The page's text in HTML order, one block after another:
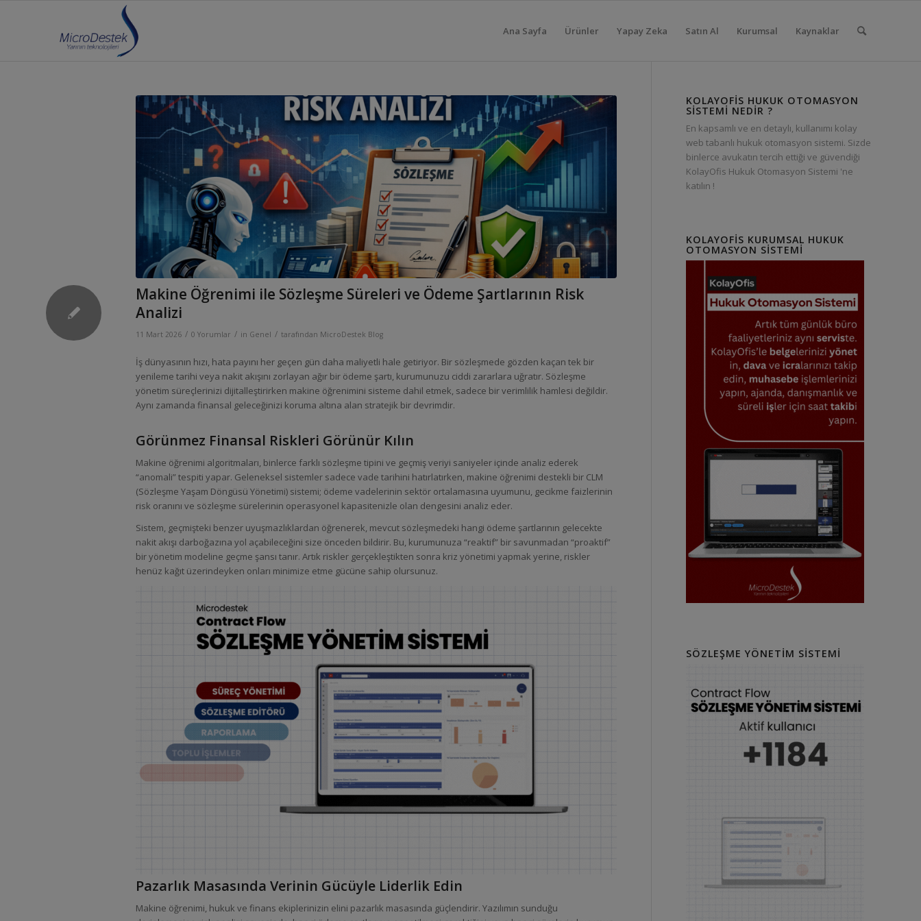
Ana Sayfa Ürünler Yapay Zeka Satın Al Kurumsal Kaynaklar
Makine Öğrenimi ile Sözleşme Süreleri ve Ödeme Şartlarının Risk
Analizi
11 Mart 2026 / 0 Yorumlar / in Genel / tarafından MicroDestek Blog
İş dünyasının hızı, hata payını her geçen gün daha maliyetli hale getiriyor. Bir sözleşmede gözden kaçan tek bir
yenileme tarihi veya nakit akışını zorlayan ağır bir ödeme şartı, kurumunuzu ciddi zararlara uğratır. Sözleşme
yönetim süreçlerinizi dijitalleştirirken makine öğrenimini sisteme dahil etmek, sadece bir verimlilik hamlesi değildir.
Aynı zamanda finansal geleceğinizi koruma altına alan stratejik bir devrimdir.
Görünmez Finansal Riskleri Görünür Kılın
Makine öğrenimi algoritmaları, binlerce farklı sözleşme tipini ve geçmiş veriyi saniyeler içinde analiz ederek
“anomali” tespiti yapar. Geleneksel sistemler sadece vade tarihini hatırlatırken, makine öğrenimi destekli bir CLM
(Sözleşme Yaşam Döngüsü Yönetimi) sistemi; ödeme vadelerinin sektör ortalamasına uyumunu, gecikme faizlerinin
risk oranını ve sözleşme sürelerinin operasyonel kapasitenizle olan dengesini analiz eder.
Sistem, geçmişteki benzer uyuşmazlıklardan öğrenerek, mevcut sözleşmedeki hangi ödeme şartlarının gelecekte
nakit akışı darboğazına yol açabileceğini size önceden bildirir. Bu, kurumunuza “reaktif” bir savunmadan “proaktif”
bir yönetim modeline geçme şansı tanır. Artık riskler gerçekleştikten sonra kriz yönetimi yapmak yerine, riskler
henüz kağıt üzerindeyken onları minimize etme gücüne sahip olursunuz.
Pazarlık Masasında Verinin Gücüyle Liderlik Edin
Makine öğrenimi, hukuk ve finans ekiplerinizin elini pazarlık masasında güçlendirir. Yazılımın sunduğu
KOLAYOFIS HUKUK OTOMASYON
SISTEMI NEDIR ?
En kapsamlı ve en detaylı, kullanımı kolay
web tabanlı hukuk otomasyon sistemi. Sizde
binlerce avukatın tercih ettiği ve güvendiği
KolayOfis Hukuk Otomasyon Sistemi 'ne
katılın !
KOLAYOFIS KURUMSAL HUKUK
OTOMASYON SISTEMI
SÖZLEŞME YÖNETIM SISTEMI